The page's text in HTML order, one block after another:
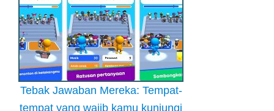
Tebak Jawaban Mereka: Tempat-
tempat yang wajib kamu kunjungi